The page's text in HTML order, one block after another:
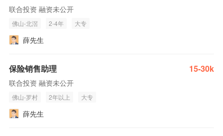
联合投资 融资未公开
佛山-北滘 2-4年 大专
薛先生
保险销售助理 15-30k
联合投资 融资未公开
佛山-罗村 2年以上 大专
薛先生